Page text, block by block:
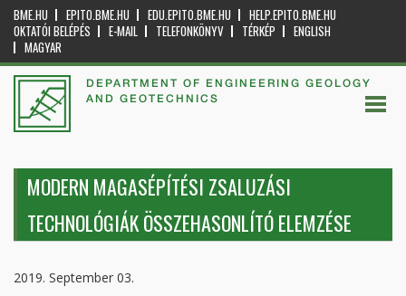
BME.HU EPITO.BME.HU EDU.EPITO.BME.HU
HELP.EPITO.BME.HU
OKTATÓI BELÉPÉS
E-MAIL TELEFONKÖNYV TÉRKÉP
ENGLISH
MAGYAR
DEPARTMENT OF ENGINEERING GEOLOGY
AND GEOTECHNICS
MODERN MAGASÉPÍTÉSI ZSALUZÁSI
TECHNOLÓGIÁK ÖSSZEHASONLÍTÓ ELEMZÉSE
2019. September 03.